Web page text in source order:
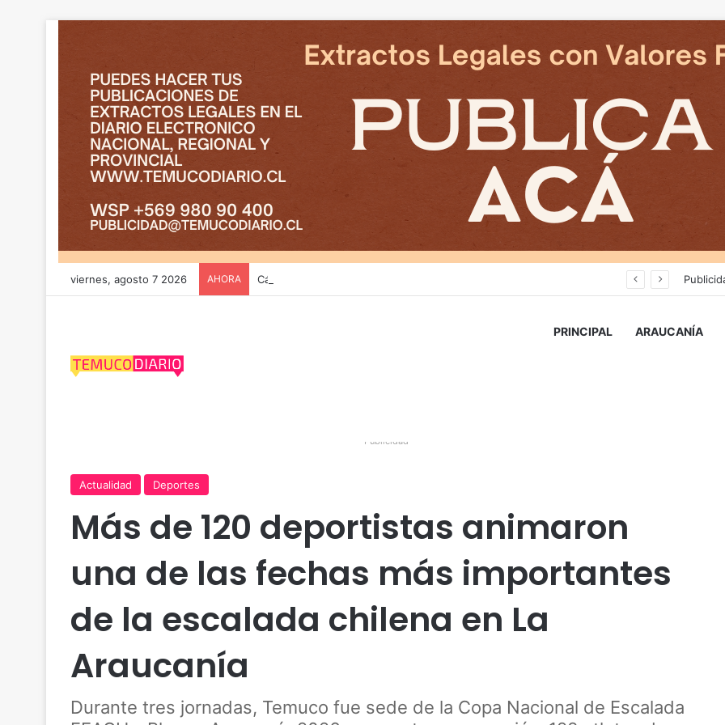
viernes, agosto 7 2026 AHORA
PRINCIPAL ARAUCANÍA
Publicidad
Actualidad Deportes
Más de 120 deportistas animaron
una de las fechas más importantes
de la escalada chilena en La
Araucanía
Durante tres jornadas, Temuco fue sede de la Copa Nacional de Escalada